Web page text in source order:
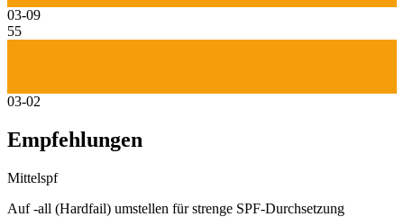
03-09
55
03-02
Empfehlungen
Mittelspf
Auf -all (Hardfail) umstellen für strenge SPF-Durchsetzung